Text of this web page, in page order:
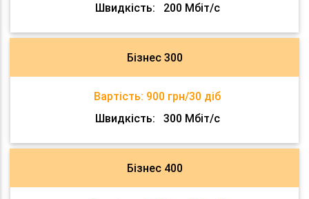
Швидкість:
200 Мбіт/с
Бізнес 300
Вартість: 900 грн/30 діб
Швидкість:
300 Мбіт/с
Бізнес 400